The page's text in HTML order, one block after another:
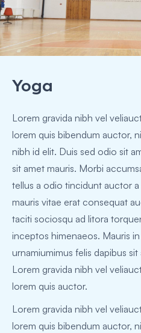
Yoga
Lorem gravida nibh vel
lorem quis bibendum auctor,
nibh id elit. Duis sed odio sit
sit amet mauris. Morbi
tellus a odio tincidunt auctor
mauris vitae erat consequat
taciti sociosqu ad litora
inceptos himenaeos. Mauris
urnamiumimus felis dapibus
Lorem gravida nibh vel
lorem quis auctor.
Lorem gravida nibh vel
lorem quis bibendum auctor,